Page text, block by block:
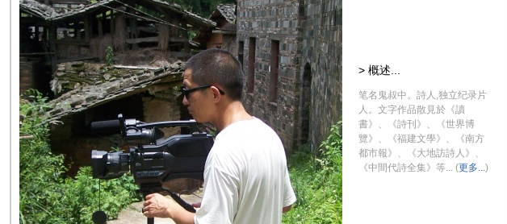
> 概述...
笔名鬼叔中。詩人,独立纪录片
人。文字作品散見於《讀
書》、《詩刊》、《世界博
覽》、《福建文學》、《南方
都市報》、《大地訪詩人》、
《中間代詩全集》等... (更多...)